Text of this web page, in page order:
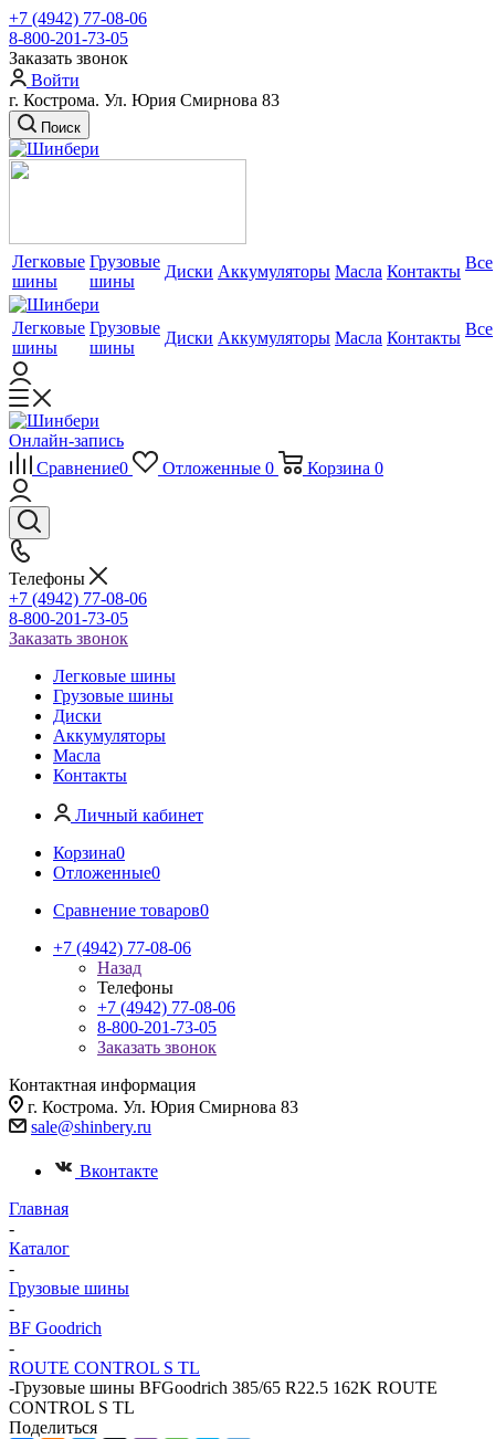
+7 (4942) 77-08-06
8-800-201-73-05
Заказать звонок
Войти
г. Кострома. Ул. Юрия Смирнова 83
Поиск
Легковые
шины
Грузовые
шины
Диски Аккумуляторы Масла Контакты Все
Легковые
шины
Грузовые
шины
Диски Аккумуляторы Масла Контакты Все
Онлайн-запись
Сравнение0 Отложенные 0 Корзина 0
Телефоны
+7 (4942) 77-08-06
8-800-201-73-05
Заказать звонок
Легковые шины
Грузовые шины
Диски
Аккумуляторы
Масла
Контакты
Личный кабинет
Корзина0
Отложенные0
Сравнение товаров0
+7 (4942) 77-08-06
Назад
Телефоны
+7 (4942) 77-08-06
8-800-201-73-05
Заказать звонок
Контактная информация
г. Кострома. Ул. Юрия Смирнова 83
sale@shinbery.ru
Вконтакте
Главная
-
Каталог
-
Грузовые шины
-
BF Goodrich
-
ROUTE CONTROL S TL
-Грузовые шины BFGoodrich 385/65 R22.5 162K ROUTE
CONTROL S TL
Поделиться